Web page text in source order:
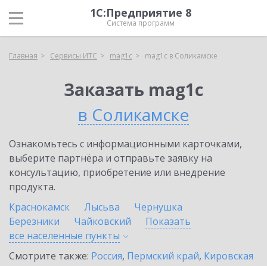
1С:Предприятие 8
Система программ
Главная Сервисы ИТС mag1c mag1c в Соликамске
Заказать mag1c
в Соликамске
Ознакомьтесь с информационными карточками,
выберите партнёра и отправьте заявку на
консультацию, приобретение или внедрение
продукта.
Краснокамск
Лысьва
Чернушка
Березники
Чайковский
Показать
все населенные пункты
Смотрите также: Россия, Пермский край, Кировская